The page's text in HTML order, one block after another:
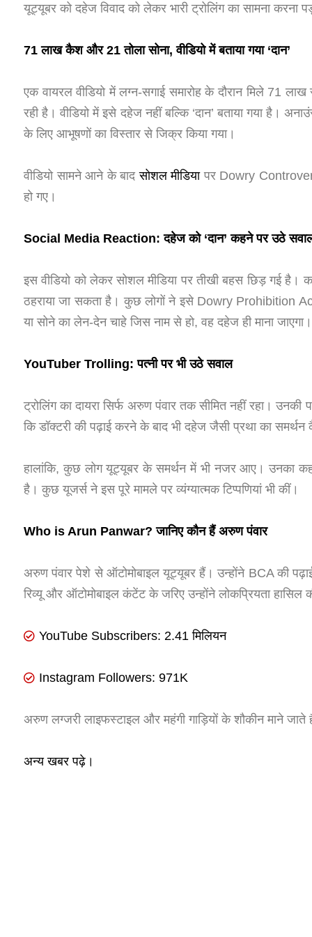
यूट्यूबर को दहेज विवाद को लेकर भारी ट्रोलिंग का सामना करना
71 लाख कैश और 21 तोला सोना, वीडियो में बताया गया ‘दान’
एक वायरल वीडियो में लग्न-सगाई समारोह के दौरान मिले 71
रही है। वीडियो में इसे दहेज नहीं बल्कि ‘दान’ बताया गया है।
के लिए आभूषणों का विस्तार से जिक्र किया गया।
वीडियो सामने आने के बादसोशल मीडियापर Dowry
हो गए।
Social Media Reaction: दहेज को ‘दान’ कहने पर उठे
इस वीडियो को लेकर सोशल मीडिया पर तीखी बहस छिड़ गई
ठहराया जा सकता है। कुछ लोगों ने इसे Dowry Prohibition
या सोने का लेन-देन चाहे जिस नाम से हो, वह दहेज ही माना
YouTuber Trolling: पत्नी पर भी उठे सवाल
ट्रोलिंग का दायरा सिर्फ अरुण पंवार तक सीमित नहीं रहा।
कि डॉक्टरी की पढ़ाई करने के बाद भी दहेज जैसी प्रथा का
हालांकि, कुछ लोग यूट्यूबर के समर्थन में भी नजर आए। उनका
है। कुछ यूजर्स ने इस पूरे मामले पर व्यंग्यात्मक टिप्पणियां भी कीं।
Who is Arun Panwar? जानिए कौन हैं अरुण पंवार
अरुण पंवार पेशे से ऑटोमोबाइल यूट्यूबर हैं। उन्होंने BCA की
रिव्यू और ऑटोमोबाइल कंटेंट के जरिए उन्होंने लोकप्रियता हासिल
YouTube Subscribers: 2.41 मिलियन
Instagram Followers: 971K
अरुण लग्जरी लाइफस्टाइल और महंगी गाड़ियों के शौकीन माने
अन्य खबर पढ़े।